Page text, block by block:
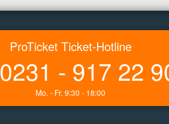
ProTicket Ticket-Hotline
0231 - 917 22
Mo. - Fr. 9:30 - 18:00